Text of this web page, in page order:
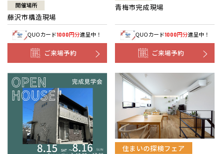
開催場所
藤沢市構造現場
QUOカード1000円分進呈中！
ご来場予約
青梅市完成現場
QUOカード1000円分進呈中！
ご来場予約
住まいの探検フェア